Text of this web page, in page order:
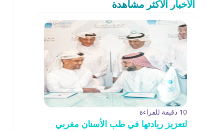
الأخبار الأكثر مشاهدة
10 دقيقة للقراءة
لتعزيز ريادتها في طب الأسنان مغربي